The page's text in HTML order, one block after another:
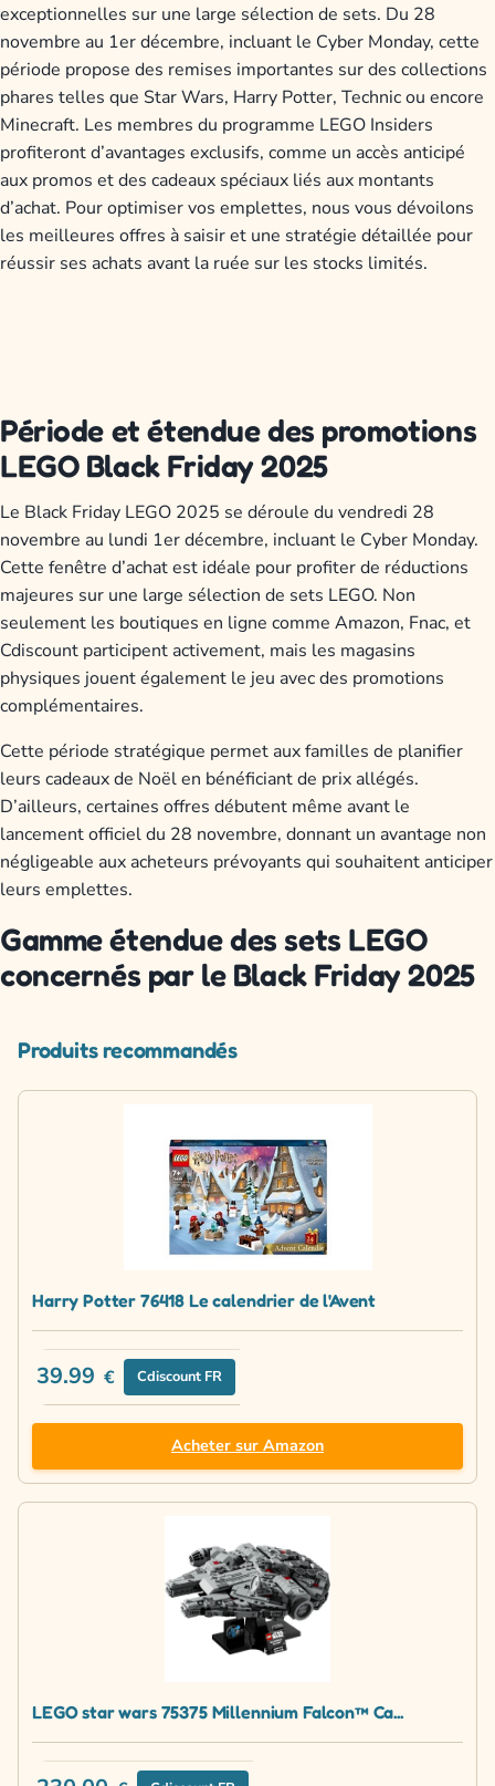
exceptionnelles sur une large sélection de sets. Du 28
novembre au 1er décembre, incluant le Cyber Monday, cette
période propose des remises importantes sur des collections
phares telles que Star Wars, Harry Potter, Technic ou encore
Minecraft. Les membres du programme LEGO Insiders
profiteront d’avantages exclusifs, comme un accès anticipé
aux promos et des cadeaux spéciaux liés aux montants
d’achat. Pour optimiser vos emplettes, nous vous dévoilons
les meilleures offres à saisir et une stratégie détaillée pour
réussir ses achats avant la ruée sur les stocks limités.
Période et étendue des promotions
LEGO Black Friday 2025
Le Black Friday LEGO 2025 se déroule du vendredi 28
novembre au lundi 1er décembre, incluant le Cyber Monday.
Cette fenêtre d’achat est idéale pour profiter de réductions
majeures sur une large sélection de sets LEGO. Non
seulement les boutiques en ligne comme Amazon, Fnac, et
Cdiscount participent activement, mais les magasins
physiques jouent également le jeu avec des promotions
complémentaires.
Cette période stratégique permet aux familles de planifier
leurs cadeaux de Noël en bénéficiant de prix allégés.
D’ailleurs, certaines offres débutent même avant le
lancement officiel du 28 novembre, donnant un avantage non
négligeable aux acheteurs prévoyants qui souhaitent anticiper
leurs emplettes.
Gamme étendue des sets LEGO
concernés par le Black Friday 2025
Produits recommandés
Harry Potter 76418 Le calendrier de l'Avent
39.99 € Cdiscount FR
Acheter sur Amazon
LEGO star wars 75375 Millennium Falcon™ Ca...